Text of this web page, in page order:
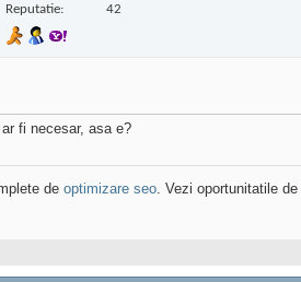
Reputatie: 42
fi necesar, asa e?
de optimizare seo. Vezi oportunitatile de